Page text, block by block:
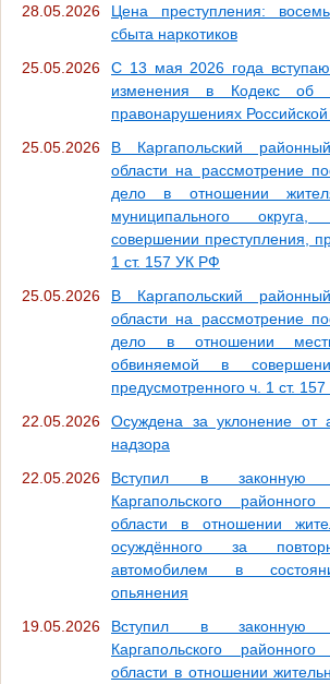
28.05.2026
Цена преступления:
сбыта наркотиков
25.05.2026
С 13 мая 2026 года
изменения в Кодекс об
правонарушениях
25.05.2026
В Каргапольский
области на рассмотрение
дело в отношении жителя
муниципального
совершении преступления,
1 ст. 157 УК РФ
25.05.2026
В Каргапольский
области на рассмотрение
дело в отношении
обвиняемой в
предусмотренного ч. 1 ст.
22.05.2026
Осуждена за уклонение от
надзора
22.05.2026
Вступил в законную
Каргапольского
области в отношении
осуждённого за
автомобилем в
опьянения
19.05.2026
Вступил в законную
Каргапольского
области в отношении